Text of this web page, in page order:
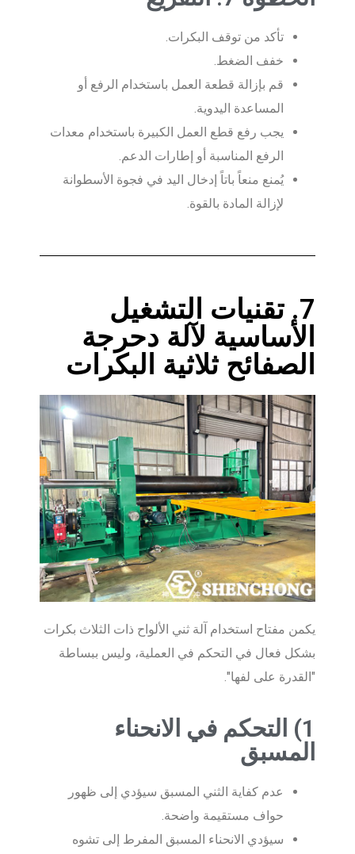
تأكد من توقف البكرات.
خفف الضغط.
قم بإزالة قطعة العمل باستخدام الرفع أو
المساعدة اليدوية.
يجب رفع قطع العمل الكبيرة باستخدام معدات
الرفع المناسبة أو إطارات الدعم.
يُمنع منعاً باتاً إدخال اليد في فجوة الأسطوانة
لإزالة المادة بالقوة.
7. تقنيات التشغيل
الأساسية لآلة دحرجة
الصفائح ثلاثية البكرات
يكمن مفتاح استخدام آلة ثني الألواح ذات الثلاث بكرات
بشكل فعال في التحكم في العملية، وليس ببساطة
"القدرة على لفها".
1) التحكم في الانحناء
المسبق
عدم كفاية الثني المسبق سيؤدي إلى ظهور
حواف مستقيمة واضحة.
سيؤدي الانحناء المسبق المفرط إلى تشوه